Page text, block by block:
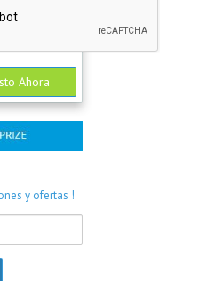
Ahora
y ofertas !